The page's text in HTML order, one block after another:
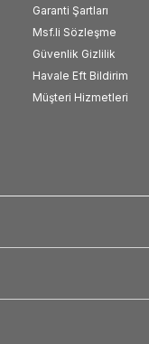
Garanti Şartları
Msf.li Sözleşme
Güvenlik Gizlilik
Havale Eft Bildirim
Müşteri Hizmetleri